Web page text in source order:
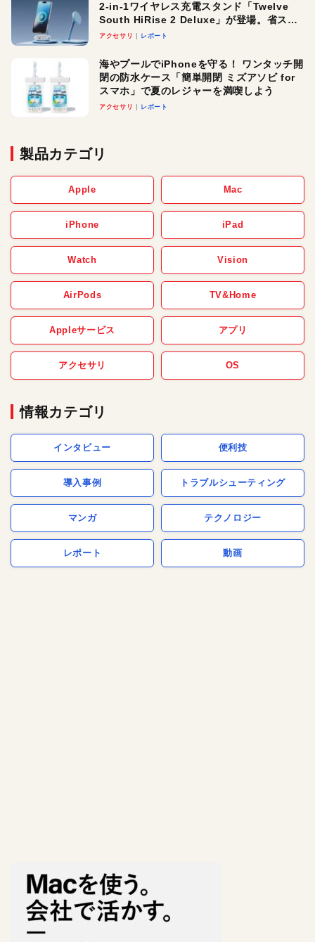
2-in-1ワイヤレス充電スタンド「Twelve
South HiRise 2 Deluxe」が登場。省スペ
ースでおしゃれに充電したい人にオスス
アクセサリ レポート
海やプールでiPhoneを守る！ ワンタッチ開
閉の防水ケース「簡単開閉 ミズアソビ for
スマホ」で夏のレジャーを満喫しよう
アクセサリ レポート
製品カテゴリ
Apple Mac
iPhone iPad
Watch Vision
AirPods TV&Home
Appleサービス アプリ
アクセサリ OS
情報カテゴリ
インタビュー 便利技
導入事例 トラブルシューティング
マンガ テクノロジー
レポート 動画